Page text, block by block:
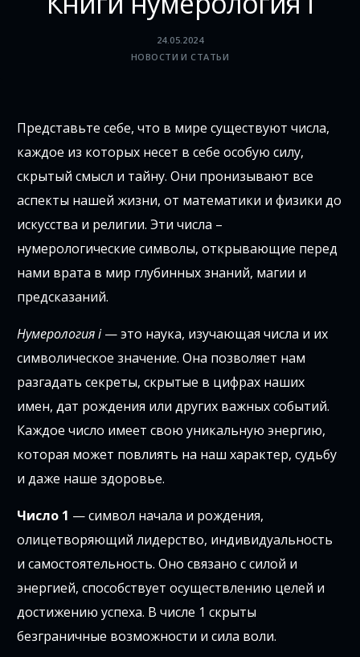
24.05.2024
НОВОСТИ И СТАТЬИ
Представьте себе, что в мире существуют числа,
каждое из которых несет в себе особую силу,
скрытый смысл и тайну. Они пронизывают все
аспекты нашей жизни, от математики и физики до
искусства и религии. Эти числа –
нумерологические символы, открывающие перед
нами врата в мир глубинных знаний, магии и
предсказаний.
Нумерология i— это наука, изучающая числа и их
символическое значение. Она позволяет нам
разгадать секреты, скрытые в цифрах наших
имен, дат рождения или других важных событий.
Каждое число имеет свою уникальную энергию,
которая может повлиять на наш характер, судьбу
и даже наше здоровье.
Число 1 — символ начала и рождения,
олицетворяющий лидерство, индивидуальность
и самостоятельность. Оно связано с силой и
энергией, способствует осуществлению целей и
достижению успеха. В числе 1 скрыты
безграничные возможности и сила воли.